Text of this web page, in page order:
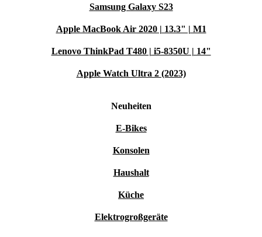
Samsung Galaxy S23
Apple MacBook Air 2020 | 13.3" | M1
Lenovo ThinkPad T480 | i5-8350U | 14"
Apple Watch Ultra 2 (2023)
Neuheiten
E-Bikes
Konsolen
Haushalt
Küche
Elektrogroßgeräte